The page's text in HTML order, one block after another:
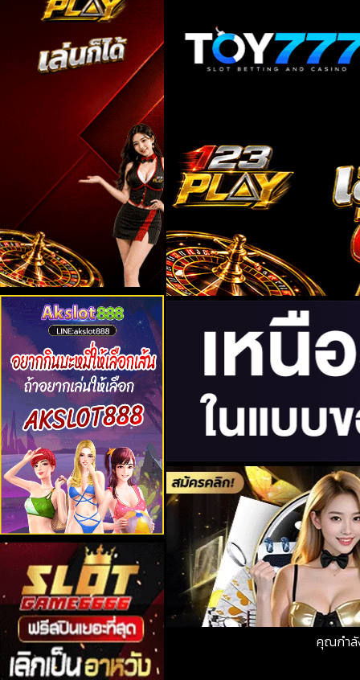
คุณกำ